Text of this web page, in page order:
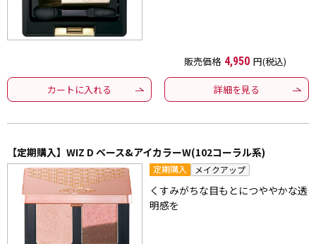
販売価格 4,950 円(税込)
カートに入れる 詳細を見る
【定期購入】WIZ D ベース&アイカラーW(102コーラル系)
定期購入 メイクアップ
くすみがちな目もとにつややかな透
明感を